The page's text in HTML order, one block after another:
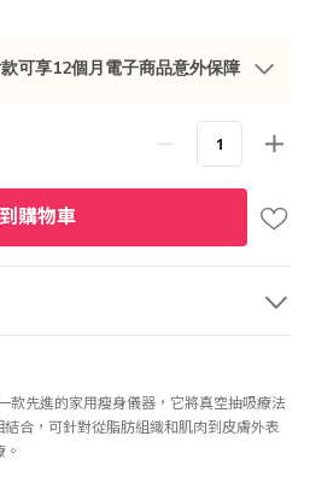
可享12個月電子商品意外保障
購物車
款先進的家用瘦身儀器，它將真空抽吸療法
合，可針對從脂肪組織和肌肉到皮膚外表